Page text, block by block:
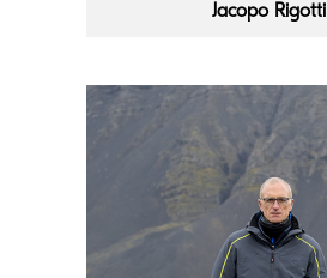
Jacopo Rigotti